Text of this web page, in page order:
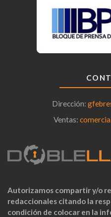
Dirección:
Ventas:
Autorizamos compartir y/o
redaccionales citando la
condición de colocar en la